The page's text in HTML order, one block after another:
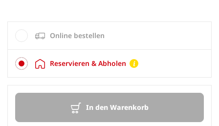
Online bestellen
Reservieren & Abholen
In den Warenkorb